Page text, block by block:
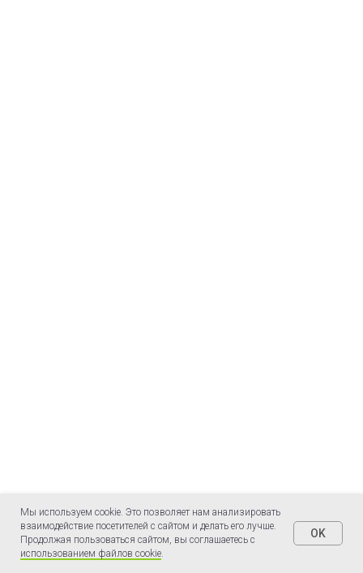
Мы используем cookie. Это позволяет нам анализировать
взаимодействие посетителей с сайтом и делать его лучше.
Продолжая пользоваться сайтом, вы соглашаетесь с
использованием файлов cookie.
OK